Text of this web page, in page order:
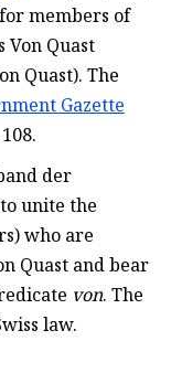
members of
Von Quast
Quast). The
Gazette
der
unite the
who are
Quast and bear
von. The
law.